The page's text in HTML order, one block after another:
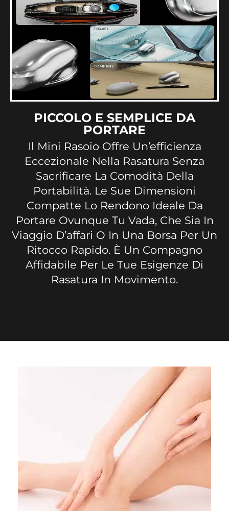
PICCOLO E SEMPLICE DA
PORTARE
Il Mini Rasoio Offre Un’efficienza
Eccezionale Nella Rasatura Senza
Sacrificare La Comodità Della
Portabilità. Le Sue Dimensioni
Compatte Lo Rendono Ideale Da
Portare Ovunque Tu Vada, Che Sia In
Viaggio D’affari O In Una Borsa Per Un
Ritocco Rapido. È Un Compagno
Affidabile Per Le Tue Esigenze Di
Rasatura In Movimento.